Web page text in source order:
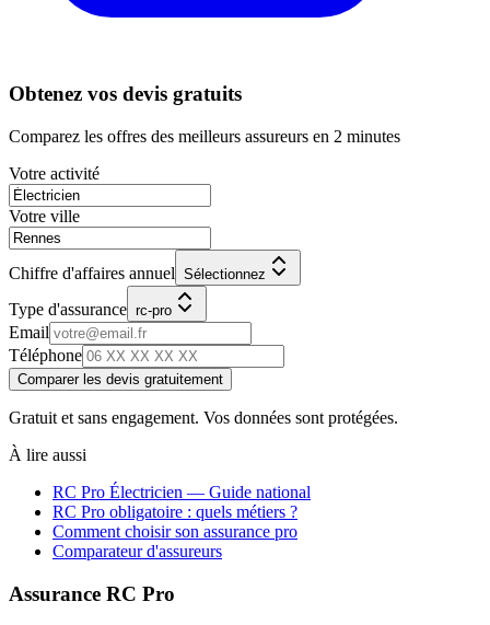
Obtenez vos devis gratuits
Comparez les offres des meilleurs assureurs en 2 minutes
Votre activité
Votre ville
Chiffre d'affaires annuel Sélectionnez
Type d'assurance rc-pro
Email
Téléphone
Comparer les devis gratuitement
Gratuit et sans engagement. Vos données sont protégées.
À lire aussi
RC Pro Électricien — Guide national
RC Pro obligatoire : quels métiers ?
Comment choisir son assurance pro
Comparateur d'assureurs
Assurance RC Pro